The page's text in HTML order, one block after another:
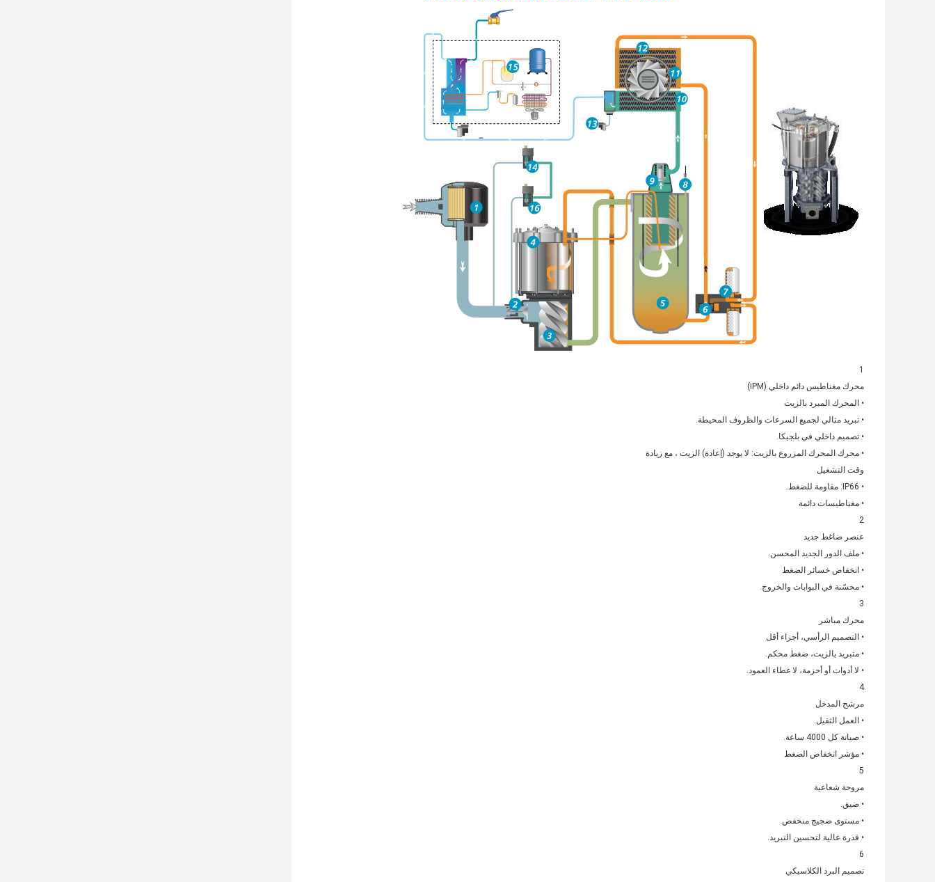
1
محرك مغناطيس دائم داخلي (iPM)
• المحرك المبرد بالزيت
• تبريد مثالي لجميع السرعات والظروف المحيطة.
• تصميم داخلي في بلجيكا.
• محرك المحرك المزروع بالزيت: لا يوجد (إعادة) الزيت ، مع زيادة
وقت التشغيل
• IP66: مقاومة للضغط.
• مغناطيسات دائمة
2
عنصر ضاغط جديد
• ملف الدور الجديد المحسن.
• انخفاض خسائر الضغط
• محسّنة في البوابات والخروج.
3
محرك مباشر
• التصميم الرأسي، أجزاء أقل
• متبريد بالزيت، ضغط محكم.
• لا أدوات أو أحزمة، لا غطاء العمود.
4
مرشح المدخل
• العمل الثقيل.
• صيانة كل 4000 ساعة.
• مؤشر انخفاض الضغط
5
مروحة شعاعية
• ضيق.
• مستوى ضجيج منخفض.
• قدرة عالية لتحسين التبريد.
6
تصميم البرد الكلاسيكي